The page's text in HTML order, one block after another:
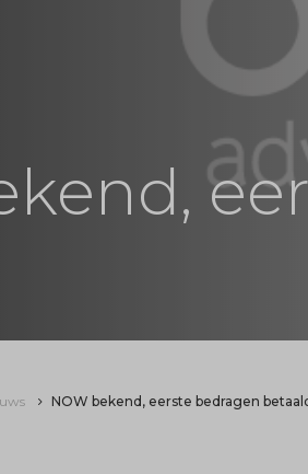
NOW bekend, eerste bedragen